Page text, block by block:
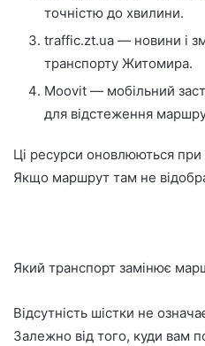
точністю до хвилини.
traffic.zt.ua — новини і
транспорту Житомира.
Moovit — мобільний
для відстеження
Ці ресурси оновлюються
Якщо маршрут там не
Який транспорт замінює
Відсутність шістки не
Залежно від того, куди вам